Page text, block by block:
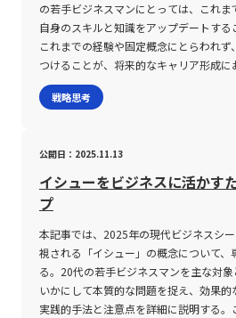
の若手ビジネスマンにとっては、これま
自身のスキルと知識をアップデートする
これまでの経験や固定概念にとらわれず
つけることが、将来的なキャリア形成
ジとなるでしょう。 現代のビジネスは、
く、革新的な価値創造が叫ばれています
フォーメーションの本質、推進における
取り入れるべきかについて、専門的な視点
タルトランスフォーメーションとは デジタルトランスフォーメー
ション（DX）とは、最新の情報通信技術
スプロセス、企業文化、顧客対応、さら
抜本的に変革する取り組みを指します。
コンピューティング、ビッグデータ解析
伴い、これまで不可能とされていた効
可能となりました。企業は、これらの
戦略思考
公開日：2025.11.13
イシューをビジネスに活かす
プ
本記事では、2025年の現代ビジネスシ
視される「イシュー」の概念について
る。20代の若手ビジネスマンを主な対
いかにして本質的な問題を捉え、効果
実践的手法と注意点を詳細に説明する